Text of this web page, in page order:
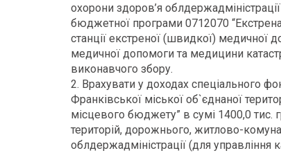
охорони здоров’я
бюджетної програми 0712070
станції екстреної (швидкої) медичної
медичної допомоги та медицини
виконавчого збору.
2. Врахувати у доходах спеціального
Франківської міської об`єднаної
місцевого бюджету” в сумі 1400,0 тис.
територій, дорожнього, житлово-
облдержадміністрації (для управління